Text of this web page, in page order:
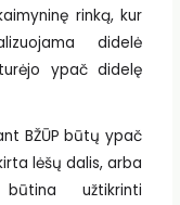
rinką, kur
didelė
ypač didelę
BŽŪP būtų ypač
lėšų dalis, arba
užtikrinti